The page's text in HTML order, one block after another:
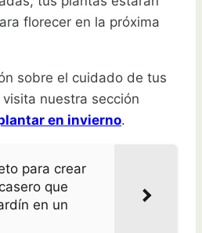
florecer en la próxima
sobre el cuidado de tus
nuestra sección
en invierno.
para crear
que
en un